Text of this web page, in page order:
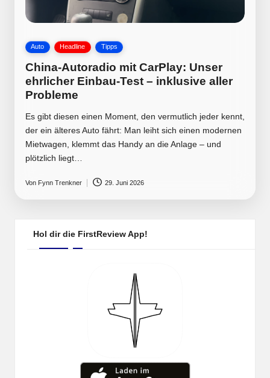
Posted
Auto Headline Tipps
China-Autoradio mit CarPlay: Unser
ehrlicher Einbau-Test – inklusive aller
Probleme
Es gibt diesen einen Moment, den vermutlich jeder kennt,
der ein älteres Auto fährt: Man leiht sich einen modernen
Mietwagen, klemmt das Handy an die Anlage – und
plötzlich liegt…
Posted
by
Von Fynn Trenkner 29. Juni 2026
Hol dir die FirstReview App!